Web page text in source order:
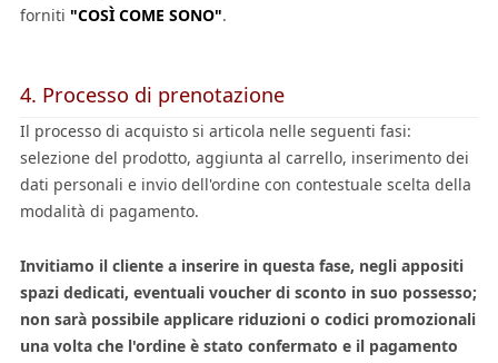
forniti "COSÌ COME SONO".
4. Processo di prenotazione
Il processo di acquisto si articola nelle seguenti fasi:
selezione del prodotto, aggiunta al carrello, inserimento dei
dati personali e invio dell'ordine con contestuale scelta della
modalità di pagamento.
Invitiamo il cliente a inserire in questa fase, negli appositi
spazi dedicati, eventuali voucher di sconto in suo possesso;
non sarà possibile applicare riduzioni o codici promozionali
una volta che l'ordine è stato confermato e il pagamento